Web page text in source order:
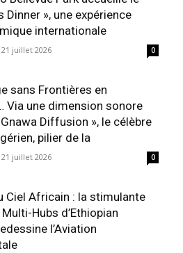
Dinner », une expérience
internationale
21 juillet 2026 0
sans Frontières en
Via une dimension sonore
Diffusion », le célèbre
pilier de la
21 juillet 2026 0
Ciel Africain : la stimulante
Hubs d’Ethiopian
l’Aviation